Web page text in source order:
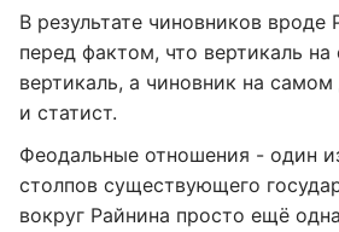
В результате чиновников вроде
перед фактом, что вертикаль
вертикаль, а чиновник на
и статист.
Феодальные отношения - один
столпов существующего
вокруг Райнина просто ещё